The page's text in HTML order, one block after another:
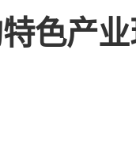
色产